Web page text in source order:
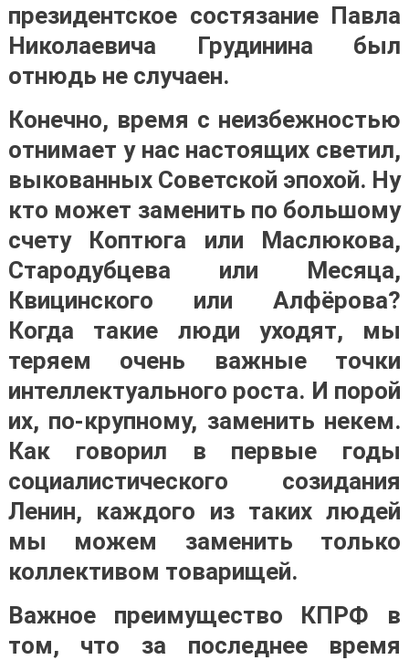
президентское состязание Павла
Николаевича Грудинина был
отнюдь не случаен.
Конечно, время с неизбежностью
отнимает у нас настоящих светил,
выкованных Советской эпохой. Ну
кто может заменить по большому
счету Коптюга или Маслюкова,
Стародубцева или Месяца,
Квицинского или Алфёрова?
Когда такие люди уходят, мы
теряем очень важные точки
интеллектуального роста. И порой
их, по-крупному, заменить некем.
Как говорил в первые годы
социалистического созидания
Ленин, каждого из таких людей
мы можем заменить только
коллективом товарищей.
Важное преимущество КПРФ в
том, что за последнее время